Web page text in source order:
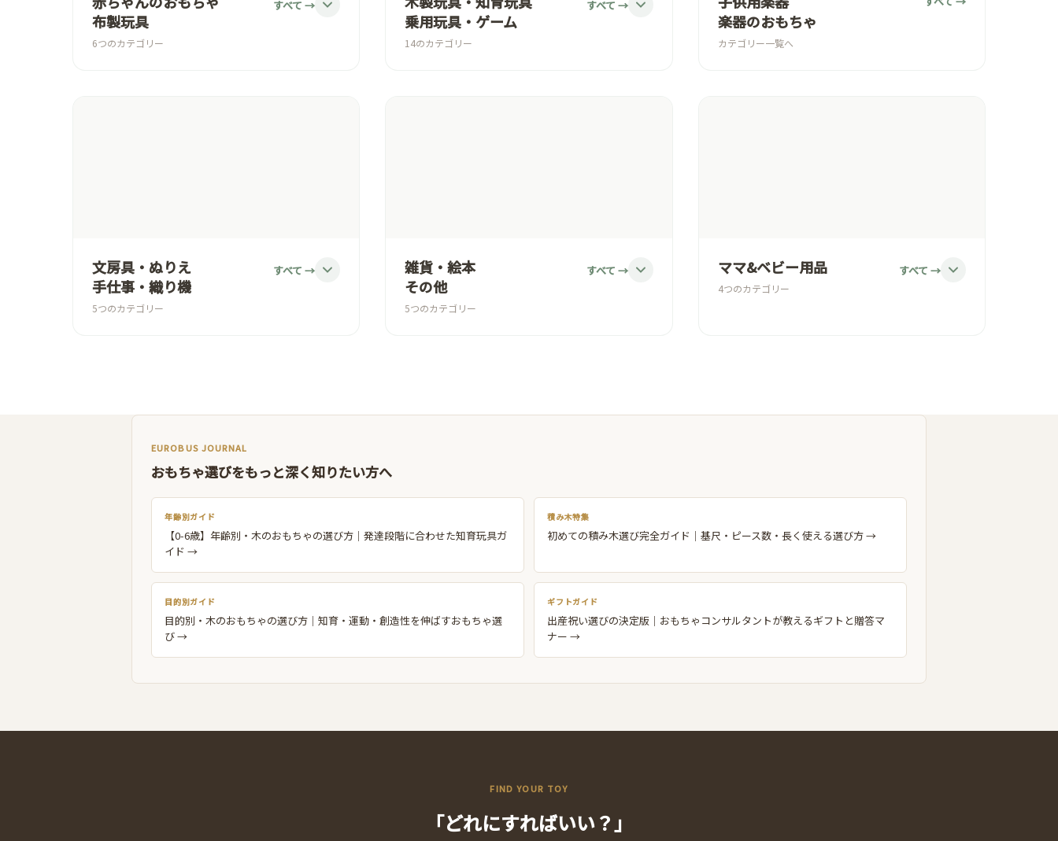
布製玩具
6つのカテゴリー
すべて →
乗用玩具・ゲーム
14のカテゴリー
すべて →
ドールハウス/ドールハウス用人形
ぬいぐるみ/お人形/お人形用品
楽器のおもちゃ
カテゴリー一覧へ
文房具・ぬりえ
手仕事・織り機
5つのカテゴリー
すべて →
雑貨・絵本
その他
5つのカテゴリー
すべて → ママ&ベビー用品
4つのカテゴリー
すべて →
EUROBUS JOURNAL
おもちゃ選びをもっと深く知りたい方へ
年齢別ガイド
【0-6歳】年齢別・木のおもちゃの選び方｜発達段階に合わせた知育玩具ガ
イド →
積み木特集
初めての積み木選び完全ガイド｜基尺・ピース数・長く使える選び方 →
目的別ガイド
目的別・木のおもちゃの選び方｜知育・運動・創造性を伸ばすおもちゃ選
び →
ギフトガイド
出産祝い選びの決定版｜おもちゃコンサルタントが教えるギフトと贈答マ
ナー →
FIND YOUR TOY
「どれにすればいい？」